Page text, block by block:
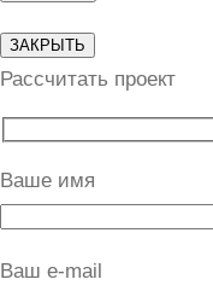
ЗАКРЫТЬ
Рассчитать проект
Ваше имя
Ваш e-mail